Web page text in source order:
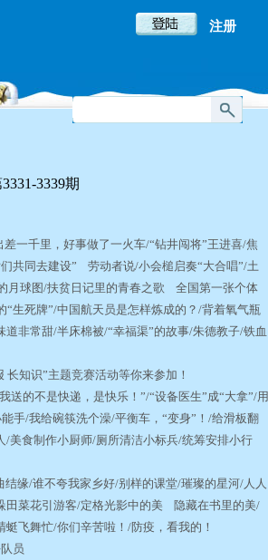
注册
3339期
一千里，好事做了一火车/“钻井闯将”王进喜/焦
共同去建设” 劳动者说/小会槌启奏“大合唱”/土
月球图/扶贫日记里的青春之歌 全国第一张个体
生死牌”/中国航天员是怎样炼成的？/背着氧气瓶
非常甜/半床棉被/“幸福渠”的故事/朱德教子/铁血
知识”主题竞赛活动等你来参加！
的不是快递，是快乐！”/“设备医生”成“大拿”/用
手/我给碗筷洗个澡/平衡车，“变身”！/给滑板翻
食制作小厨师/厕所清洁小标兵/统筹安排小行
缘/谁不夸我家乡好/别样的课堂/璀璨的星河/人人
菜花引游客/定格光影中的美 隐藏在书里的美/
飞舞忙/你们辛苦啦！/防疫，看我的！
队员